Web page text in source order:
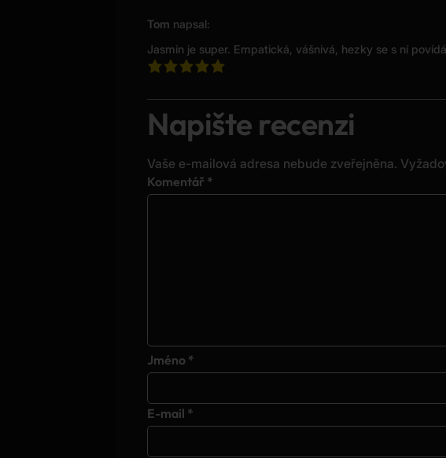
Tom napsal:
Jasmin je super. Empatická, vášnivá, hezky se s ní
Napište recenzi
Vaše e-mailová adresa nebude zveřejněna.
Komentář *
Jméno *
E-mail *
Alternative: